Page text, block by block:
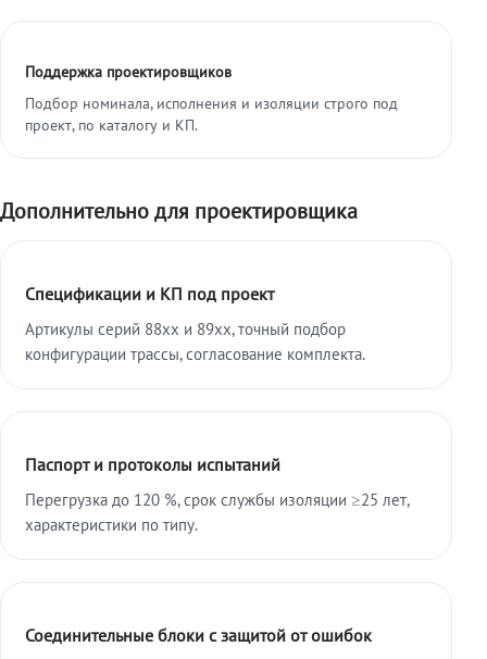
Поддержка проектировщиков
Подбор номинала, исполнения и изоляции строго под
проект, по каталогу и КП.
Дополнительно для проектировщика
Спецификации и КП под проект
Артикулы серий 88xx и 89xx, точный подбор
конфигурации трассы, согласование комплекта.
Паспорт и протоколы испытаний
Перегрузка до 120 %, срок службы изоляции ≥25 лет,
характеристики по типу.
Соединительные блоки с защитой от ошибок